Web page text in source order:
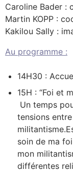
Caroline Bader :
Martin KOPP :
Kakilou Sally :
Au programme :
14H30 :
15H : “Foi et
Un temps
tensions
soin de ma
mon
différentes